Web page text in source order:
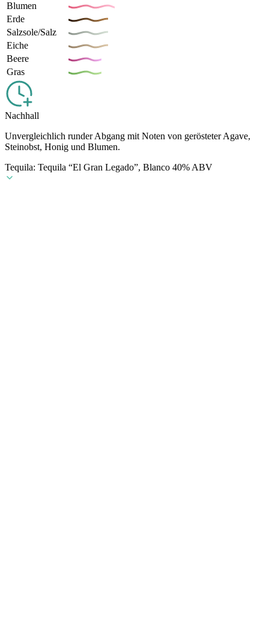
Blumen
Erde
Salzsole/Salz
Eiche
Beere
Gras
Nachhall
Unvergleichlich runder Abgang mit Noten von gerösteter Agave,
Steinobst, Honig und Blumen.
Tequila: Tequila “El Gran Legado”, Blanco 40% ABV